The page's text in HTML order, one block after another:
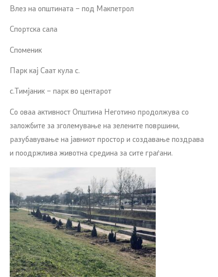
Влез на општината – под Макпетрол
Спортска сала
Споменик
Парк кај Саат кула с.
с.Тимјаник – парк во центарот
Со оваа активност Општина Неготино продолжува со
заложбите за зголемување на зелените површини,
разубавување на јавниот простор и создавање поздрава
и поодржлива животна средина за сите граѓани.